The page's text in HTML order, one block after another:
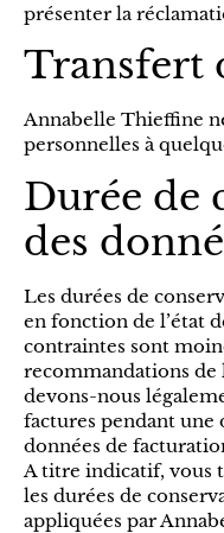
présenter la
Transfert
Annabelle Thieffine
personnelles à
Durée de
des
Les durées de
en fonction de l’état
contraintes sont
recommandations de
devons-nous
factures pendant une
données de
A titre indicatif, vous
les durées de
appliquées par